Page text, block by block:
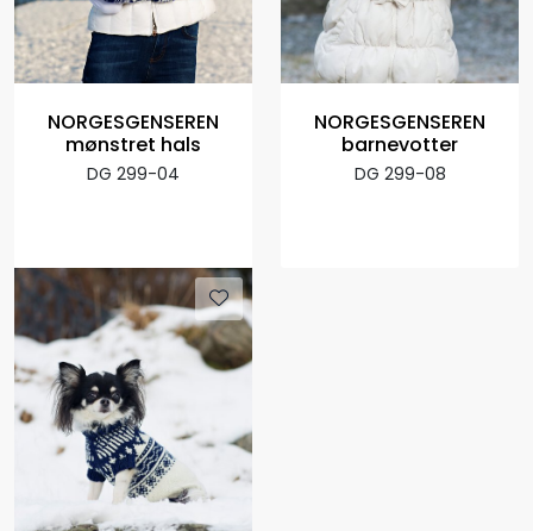
NORGESGENSEREN
mønstret hals
DG 299-04
NORGESGENSEREN
barnevotter
DG 299-08